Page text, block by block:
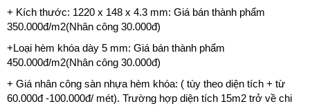
+ Kích thước: 1220 x 148 x 4.3 mm: Giá bán thành phẩm
350.000đ/m2(Nhân công 30.000đ)
+Loại hèm khóa dày 5 mm: Giá bán thành phẩm
450.000đ/m2(Nhân công 30.000đ)
+ Giá nhân công sàn nhựa hèm khóa: ( tùy theo diện tích + từ
60.000đ -100.000đ/ mét). Trường hợp diện tích 15m2 trở về chi